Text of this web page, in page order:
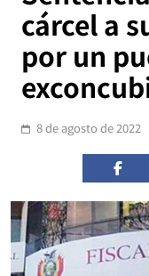
cárcel a
por un
8 de agosto de 2022